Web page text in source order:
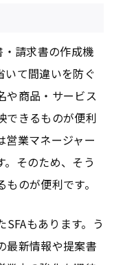
・請求書の作成機
いて間違いを防ぐ
や商品・サービス
できるものが便利
営業マネージャー
そのため、そう
のが便利です。
もあります。う
最新情報や提案書